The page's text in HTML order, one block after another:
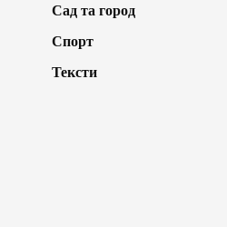
Сад та город
Спорт
Тексти